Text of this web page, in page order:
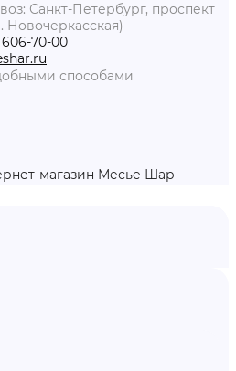
Санкт-Петербург, проспект
Новочеркасская)
606-70-00
способами
магазин Месье Шар